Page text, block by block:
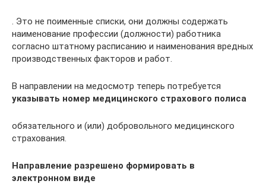
. Это не поименные списки, они должны содержать
наименование профессии (должности) работника
согласно штатному расписанию и наименования вредных
производственных факторов и работ.
В направлении на медосмотр теперь потребуется
указывать номер медицинского страхового полиса
обязательного и (или) добровольного медицинского
страхования.
Направление разрешено формировать в
электронном виде